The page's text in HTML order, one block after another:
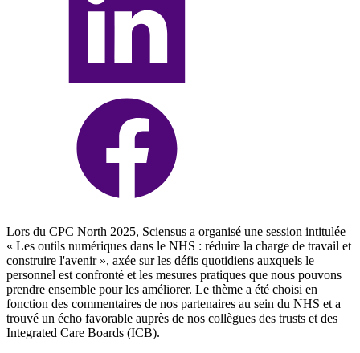
Lors du CPC North 2025, Sciensus a organisé une session intitulée
« Les outils numériques dans le NHS : réduire la charge de travail et
construire l'avenir », axée sur les défis quotidiens auxquels le
personnel est confronté et les mesures pratiques que nous pouvons
prendre ensemble pour les améliorer. Le thème a été choisi en
fonction des commentaires de nos partenaires au sein du NHS et a
trouvé un écho favorable auprès de nos collègues des trusts et des
Integrated Care Boards (ICB).